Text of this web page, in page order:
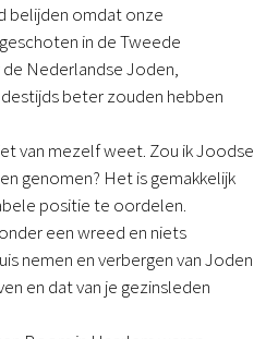
belijden omdat onze
in de Tweede
Nederlandse Joden,
beter zouden hebben
van mezelf weet. Zou ik Joodse
genomen? Het is gemakkelijk
positie te oordelen.
een wreed en niets
nemen en verbergen van Joden
en dat van je gezinsleden